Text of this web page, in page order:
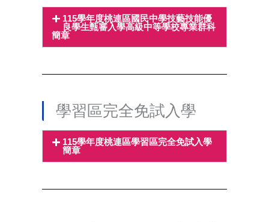
115學年度桃連區國民中學技藝技能優
良學生甄審入學高級中等學校專業群科
簡章
學習區完全免試入學
115學年度桃連區學習區完全免試入學
簡章